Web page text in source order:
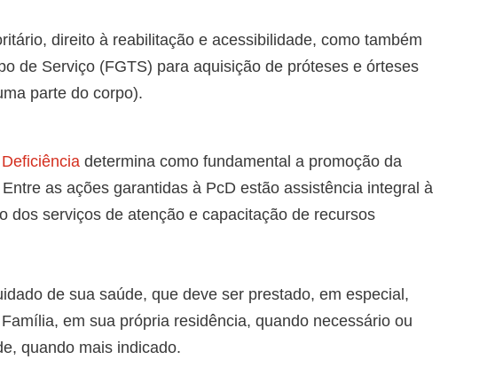
direito à reabilitação e acessibilidade, como também
de Serviço (FGTS) para aquisição de próteses e órteses
parte do corpo).
determina como fundamental a promoção da
as ações garantidas à PcD estão assistência integral à
dos serviços de atenção e capacitação de recursos
de sua saúde, que deve ser prestado, em especial,
em sua própria residência, quando necessário ou
quando mais indicado.